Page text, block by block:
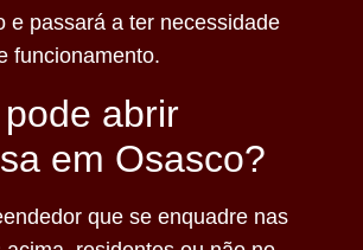
e passará a ter necessidade
funcionamento.
abrir
em Osasco?
que se enquadre nas